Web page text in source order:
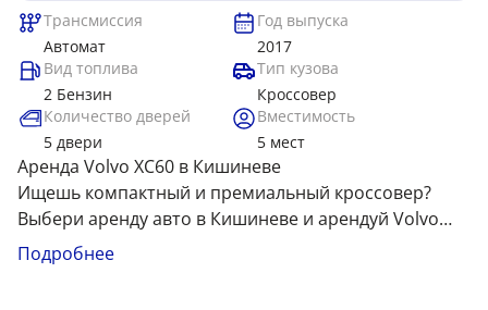
Трансмиссия
Автомат
Год выпуска
2017
Вид топлива
2 Бензин
Тип кузова
Кроссовер
Количество дверей
5 двери
Вместимость
5 мест
Аренда Volvo XC60 в Кишиневе
Ищешь компактный и премиальный кроссовер?
Выбери аренду авто в Кишиневе и арендуй Volvo
XC60 — идеальное сочетание стиля и
универсальности! Прокат автомобилей в
Volvo XC60 привлекает изысканным дизайном,
передовыми технологиями и динамичной
Подробнее